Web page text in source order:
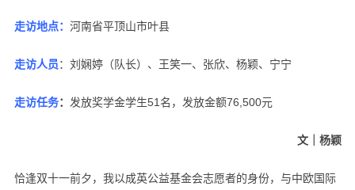
走访地点： 河南省平顶山市叶县
走访人员：刘娴婷（队长）、王笑一、张欣、杨颖、宁宁
走访任务： 发放奖学金学生51名，发放金额76,500元
文｜杨颖
恰逢双十一前夕，我以成英公益基金会志愿者的身份，与中欧国际